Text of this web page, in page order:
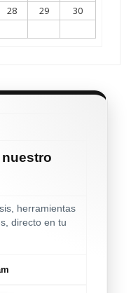
28 29
30
nuestro
herramientas
directo en tu